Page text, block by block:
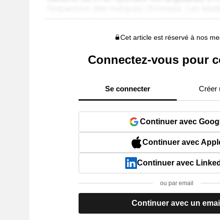
Cet article est réservé à nos
Connectez-vous pour
Se connecter Créer
Continuer avec
Continuer avec
Continuer avec
ou par email
Continuer avec un email